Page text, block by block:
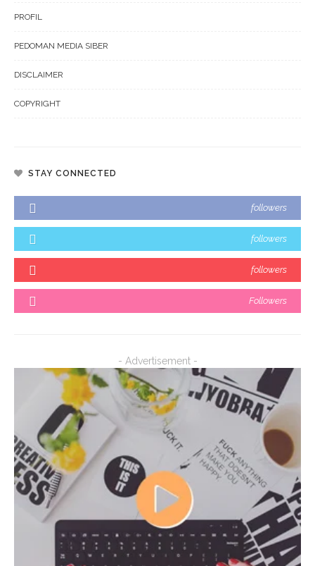
PROFIL
PEDOMAN MEDIA SIBER
DISCLAIMER
COPYRIGHT
STAY CONNECTED
followers
followers
followers
Followers
- Advertisement -